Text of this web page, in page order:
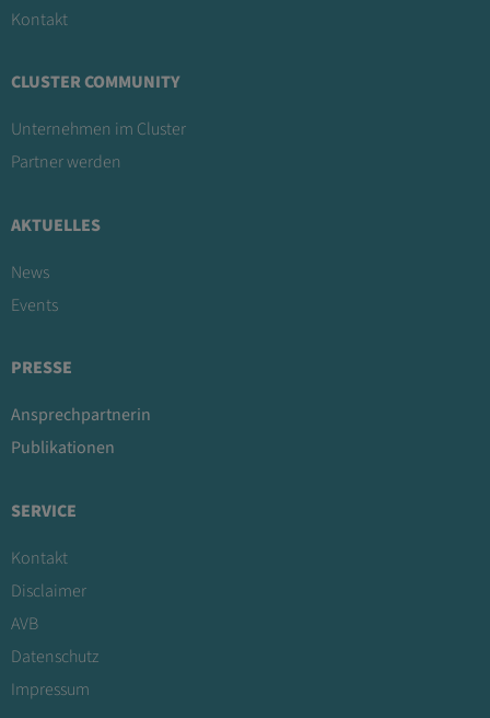
Kontakt
CLUSTER COMMUNITY
Unternehmen im Cluster
Partner werden
AKTUELLES
News
Events
PRESSE
Ansprechpartnerin
Publikationen
SERVICE
Kontakt
Disclaimer
AVB
Datenschutz
Impressum